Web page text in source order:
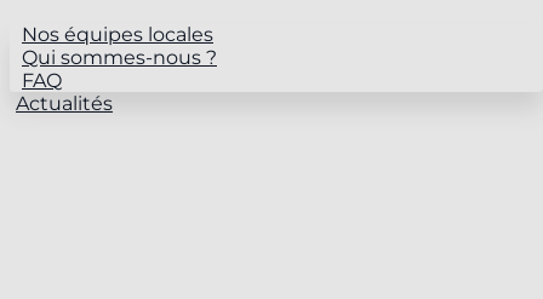
Nos équipes locales
Qui sommes-nous ?
FAQ
Actualités